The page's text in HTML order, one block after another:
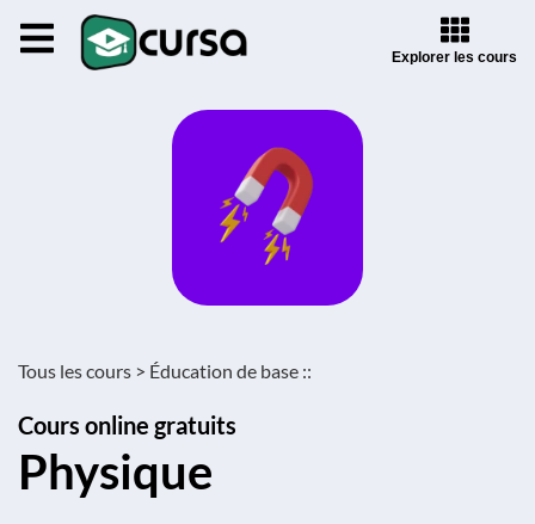
Explorer les cours
Tous les cours > Éducation de base ::
Cours online gratuits
Physique